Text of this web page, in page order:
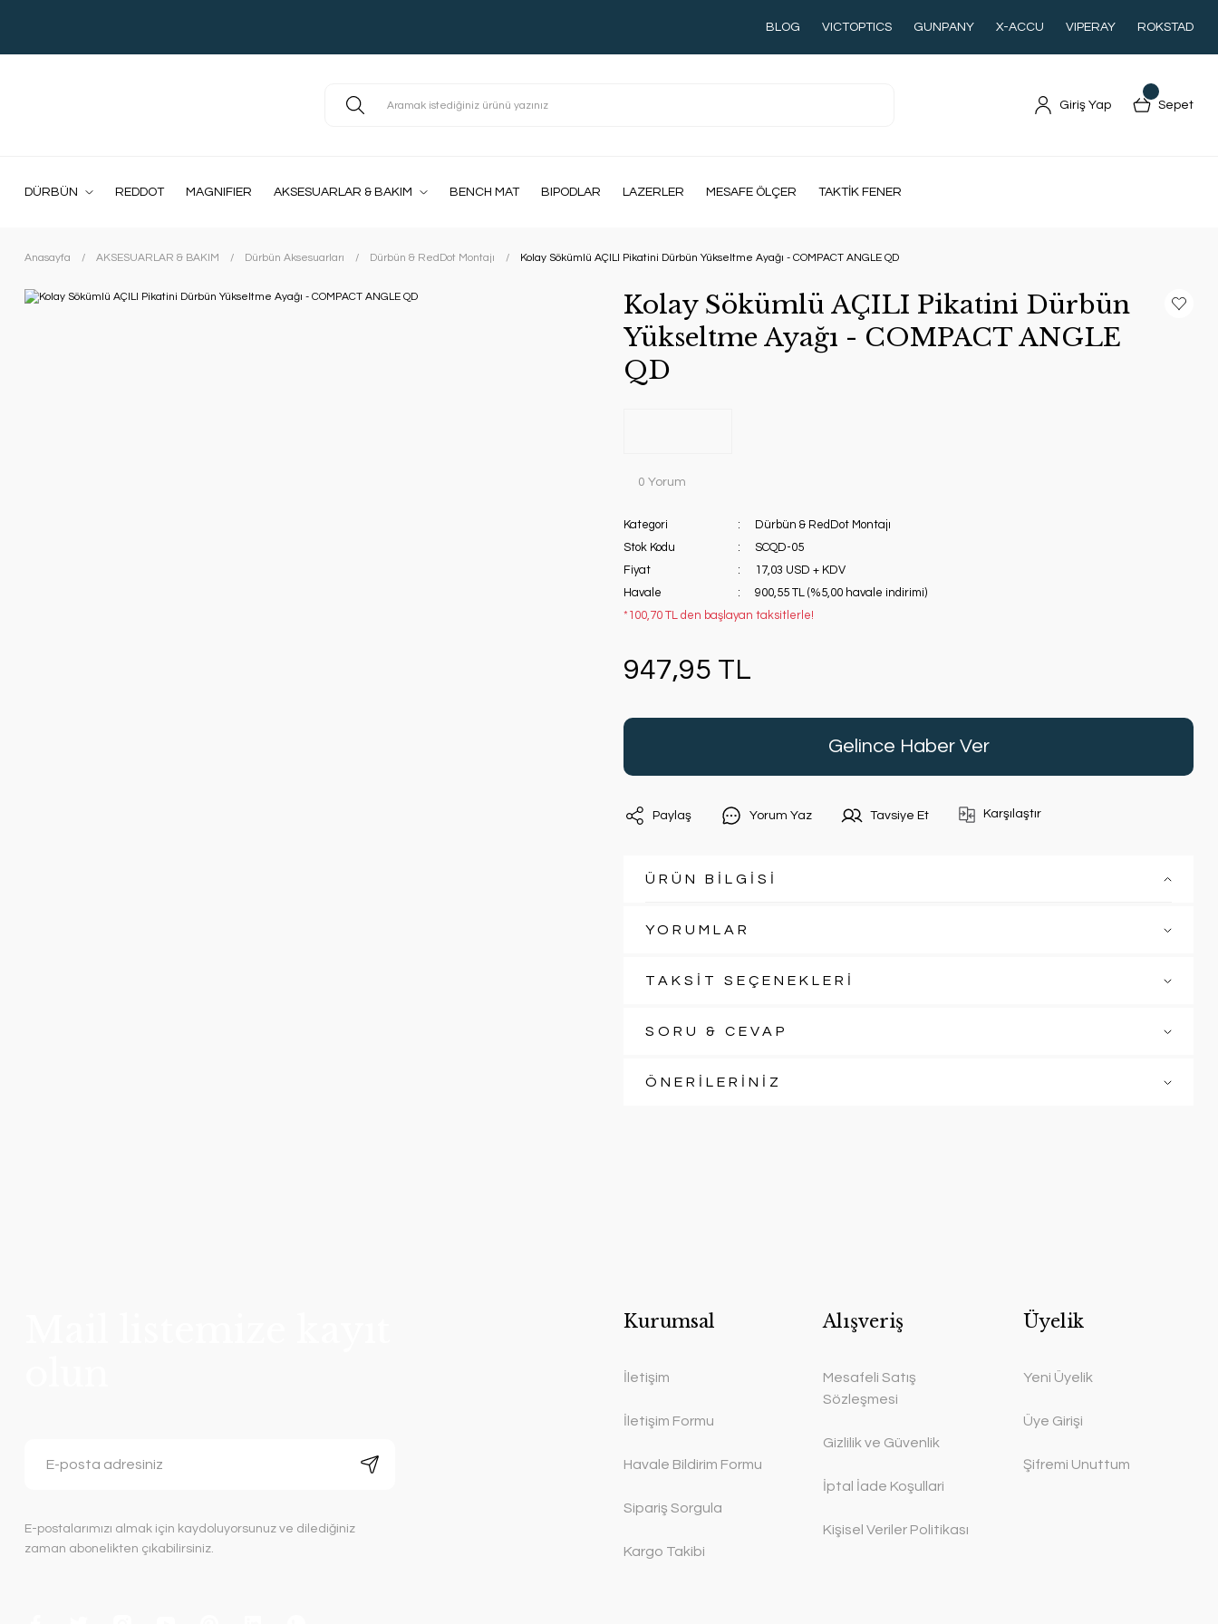
BLOG VICTOPTICS GUNPANY X-ACCU VIPERAY ROKSTAD
Giriş Yap Sepet
DÜRBÜN REDDOT MAGNIFIER AKSESUARLAR & BAKIM BENCH MAT BIPODLAR LAZERLER MESAFE ÖLÇER TAKTİK FENER
Anasayfa AKSESUARLAR & BAKIM Dürbün Aksesuarları Dürbün & RedDot Montajı Kolay Sökümlü AÇILI Pikatini Dürbün Yükseltme Ayağı - COMPACT ANGLE QD
Kolay Sökümlü AÇILI Pikatini Dürbün
Yükseltme Ayağı - COMPACT ANGLE
QD
0 Yorum
Kategori
Dürbün & RedDot Montajı
Stok Kodu
SCQD-05
Fiyat
17,03 USD + KDV
Havale
900,55 TL (%5,00 havale indirimi)
*100,70 TL den başlayan taksitlerle!
947,95 TL
Gelince Haber Ver
Paylaş Yorum Yaz Tavsiye Et Karşılaştır
ÜRÜN BİLGİSİ
YORUMLAR
TAKSİT SEÇENEKLERİ
SORU & CEVAP
ÖNERİLERİNİZ
E-postalarımızı almak için kaydoluyorsunuz ve dilediğiniz
zaman abonelikten çıkabilirsiniz.
Kurumsal
İletişim
İletişim Formu
Havale Bildirim Formu
Sipariş Sorgula
Kargo Takibi
Alışveriş
Mesafeli Satış
Sözleşmesi
Gizlilik ve Güvenlik
İptal İade Koşullari
Kişisel Veriler Politikası
Üyelik
Yeni Üyelik
Üye Girişi
Şifremi Unuttum